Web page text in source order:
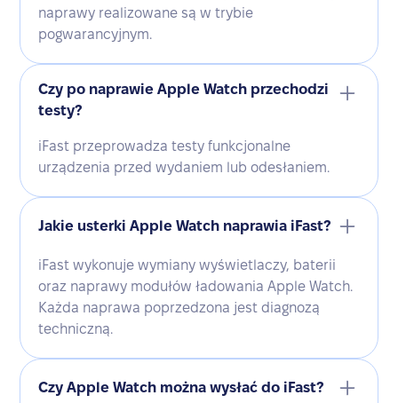
naprawy realizowane są w trybie
pogwarancyjnym.
Czy po naprawie Apple Watch przechodzi
testy?
iFast przeprowadza testy funkcjonalne
urządzenia przed wydaniem lub odesłaniem.
Jakie usterki Apple Watch naprawia iFast?
iFast wykonuje wymiany wyświetlaczy, baterii
oraz naprawy modułów ładowania Apple Watch.
Każda naprawa poprzedzona jest diagnozą
techniczną.
Czy Apple Watch można wysłać do iFast?